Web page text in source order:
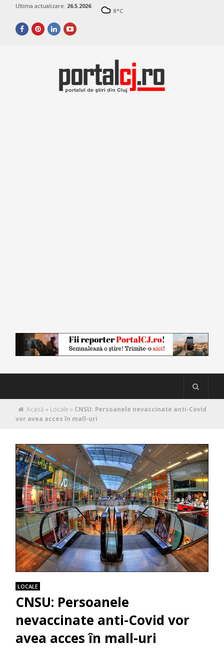
Ultima actualizare: 26.5.2026
8°C
Acasă » Locale » CNSU: Persoanele nevaccinate anti-Covid
vor avea acces în mall-uri
LOCALE
CNSU: Persoanele
nevaccinate anti-Covid vor
avea acces în mall-uri